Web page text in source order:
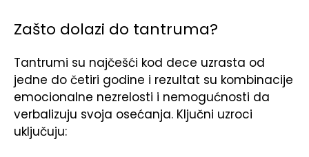
Zašto dolazi do tantruma?
Tantrumi su najčešći kod dece uzrasta od
jedne do četiri godine i rezultat su kombinacije
emocionalne nezrelosti i nemogućnosti da
verbalizuju svoja osećanja. Ključni uzroci
uključuju: